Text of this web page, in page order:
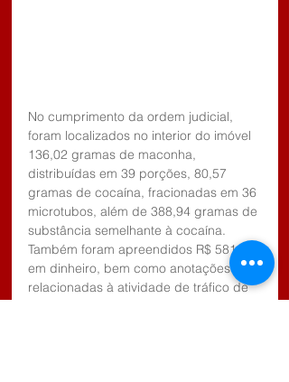
No cumprimento da ordem judicial,
foram localizados no interior do imóvel
136,02 gramas de maconha,
distribuídas em 39 porções, 80,57
gramas de cocaína, fracionadas em 36
microtubos, além de 388,94 gramas de
substância semelhante à cocaína.
Também foram apreendidos R$ 581,00
em dinheiro, bem como anotações
relacionadas à atividade de tráfico de